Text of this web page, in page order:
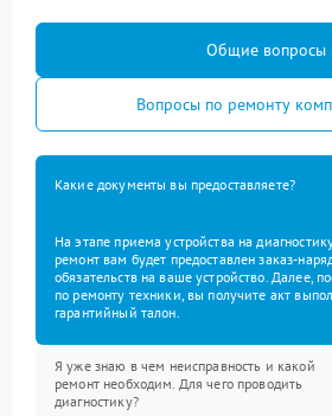
Общие вопросы
Вопросы по ремонту
Какие документы вы предоставляете?
На этапе приема устройства на
ремонт вам будет предоставлен заказ-
обязательств на ваше устройство. Далее,
по ремонту техники, вы получите акт
гарантийный талон.
Я уже знаю в чем неисправность и какой
ремонт необходим. Для чего проводить
диагностику?